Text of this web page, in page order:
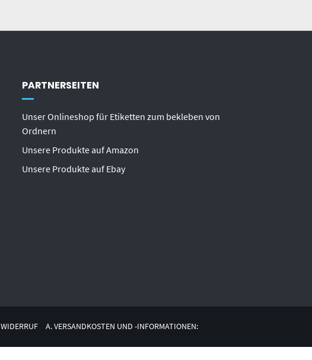
PARTNERSEITEN
Unser Onlineshop für Etiketten zum bekleben von
Ordnern
Unsere Produkte auf Amazon
Unsere Produkte auf Ebay
WIDERRUF A. VERSANDKOSTEN UND -INFORMATIONEN: